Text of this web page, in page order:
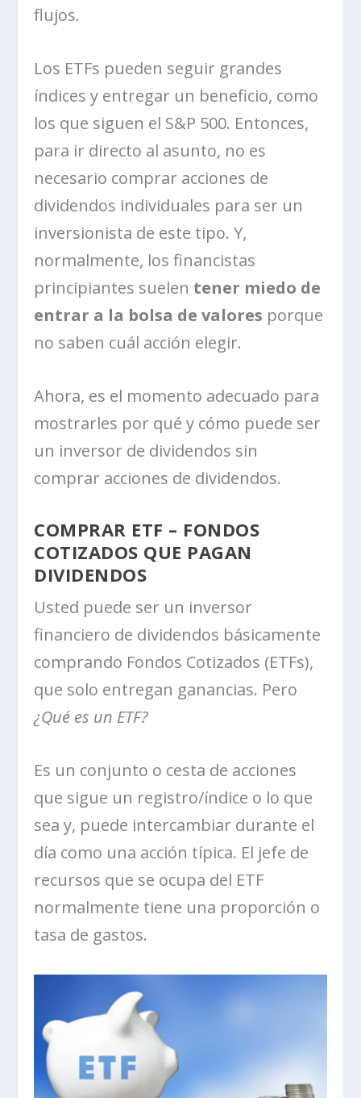
flujos.
Los ETFs pueden seguir grandes
índices y entregar un beneficio, como
los que siguen el S&P 500. Entonces,
para ir directo al asunto, no es
necesario comprar acciones de
dividendos individuales para ser un
inversionista de este tipo. Y,
normalmente, los financistas
principiantes suelen tener miedo de
entrar a la bolsa de valores porque
no saben cuál acción elegir.
Ahora, es el momento adecuado para
mostrarles por qué y cómo puede ser
un inversor de dividendos sin
comprar acciones de dividendos.
COMPRAR ETF – FONDOS
COTIZADOS QUE PAGAN
DIVIDENDOS
Usted puede ser un inversor
financiero de dividendos básicamente
comprando Fondos Cotizados (ETFs),
que solo entregan ganancias. Pero
¿Qué es un ETF?
Es un conjunto o cesta de acciones
que sigue un registro/índice o lo que
sea y, puede intercambiar durante el
día como una acción típica. El jefe de
recursos que se ocupa del ETF
normalmente tiene una proporción o
tasa de gastos.